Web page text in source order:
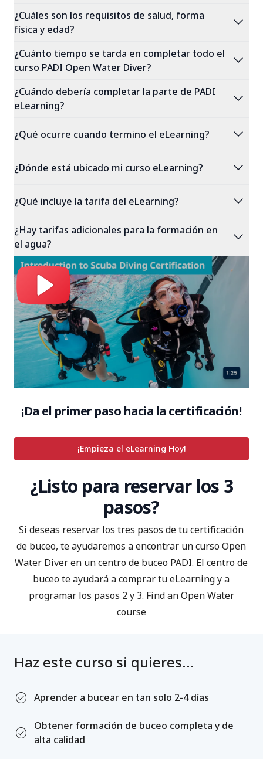
¿Cuáles son los requisitos de salud, forma
física y edad?
expand_more
¿Cuánto tiempo se tarda en completar todo el
curso PADI Open Water Diver?
expand_more
¿Cuándo debería completar la parte de PADI
eLearning?
expand_more
¿Qué ocurre cuando termino el eLearning? expand_more
¿Dónde está ubicado mi curso eLearning? expand_more
¿Qué incluye la tarifa del eLearning? expand_more
¿Hay tarifas adicionales para la formación en
el agua?
expand_more
¡Da el primer paso hacia la certificación!
¡Empieza el eLearning Hoy!
¿Listo para reservar los 3
pasos?
Si deseas reservar los tres pasos de tu certificación
de buceo, te ayudaremos a encontrar un curso Open
Water Diver en un centro de buceo PADI. El centro de
buceo te ayudará a comprar tu eLearning y a
programar los pasos 2 y 3. Find an Open Water
course
Haz este curso si quieres...
check_circle Aprender a bucear en tan solo 2-4 días
check_circle
Obtener formación de buceo completa y de
alta calidad